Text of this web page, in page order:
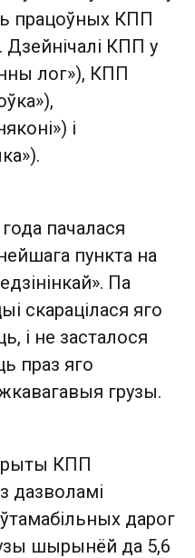
працоўных КПП
КПП у
лог»), КПП
і
пачалася
пункта на
Па
скарацілася яго
і не засталося
праз яго
грузы.
КПП
дазволамі
дарог
шырынёй да 5,6